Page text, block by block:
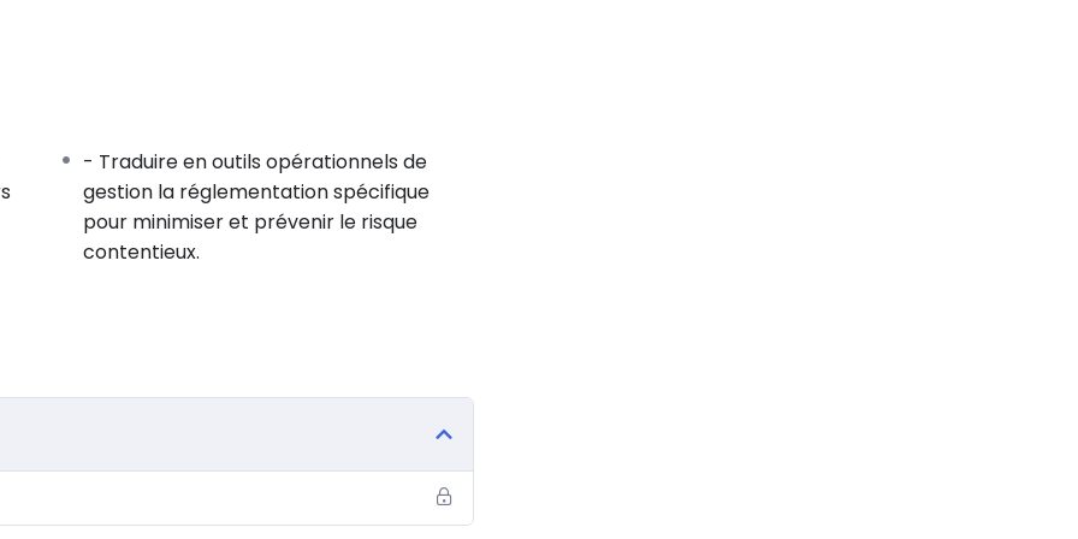
d’office.
syndicales autorisées ou constituées
- Traduire en outils opérationnels de
gestion la réglementation spécifique
pour minimiser et prévenir le risque
contentieux.